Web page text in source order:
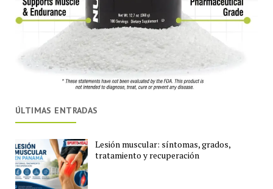
ÚLTIMAS ENTRADAS
Lesión muscular: síntomas, grados,
tratamiento y recuperación